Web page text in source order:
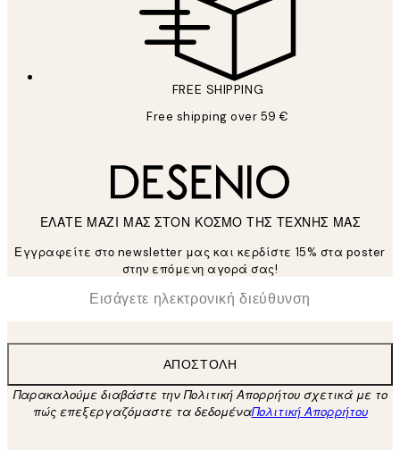
FREE SHIPPING
Free shipping over 59 €
ΕΛΑΤΕ ΜΑΖΙ ΜΑΣ ΣΤΟΝ ΚΟΣΜΟ ΤΗΣ ΤΕΧΝΗΣ ΜΑΣ
Εγγραφείτε στο newsletter μας και κερδίστε 15% στα poster
στην επόμενη αγορά σας!
Ηλεκτρονική Διεύθυνση
ΑΠΟΣΤΟΛΉ
Παρακαλούμε διαβάστε την Πολιτική Απορρήτου σχετικά με το
πώς επεξεργαζόμαστε τα δεδομέναΠολιτική Απορρήτου